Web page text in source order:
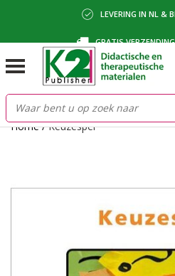
LEVERING IN NL &
GRATIS
BETALING VIA IDEAL,
Home/Keuzespel